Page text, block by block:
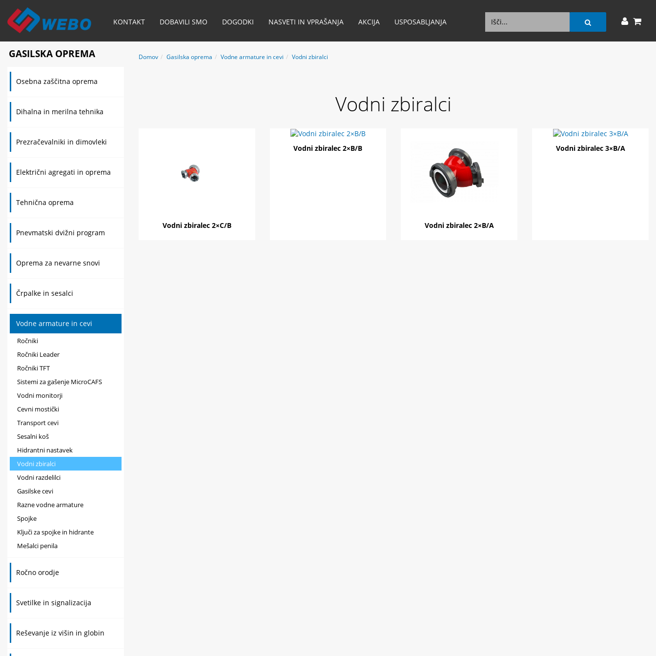
KONTAKT DOBAVILI SMO DOGODKI NASVETI IN VPRAŠANJA AKCIJA USPOSABLJANJA
GASILSKA OPREMA
Osebna zaščitna oprema
Dihalna in merilna tehnika
Prezračevalniki in dimovleki
Električni agregati in oprema
Tehnična oprema
Pnevmatski dvižni program
Oprema za nevarne snovi
Črpalke in sesalci
Vodne armature in cevi
Ročniki
Ročniki Leader
Ročniki TFT
Sistemi za gašenje MicroCAFS
Vodni monitorji
Cevni mostički
Transport cevi
Sesalni koš
Hidrantni nastavek
Vodni zbiralci
Vodni razdelilci
Gasilske cevi
Razne vodne armature
Spojke
Ključi za spojke in hidrante
Mešalci penila
Ročno orodje
Svetilke in signalizacija
Reševanje iz višin in globin
Domov Gasilska oprema Vodne armature in cevi Vodni zbiralci
Vodni zbiralci
Vodni zbiralec 2×C/B
Vodni zbiralec 2×B/B
Vodni zbiralec 2×B/A
Vodni zbiralec 3×B/A